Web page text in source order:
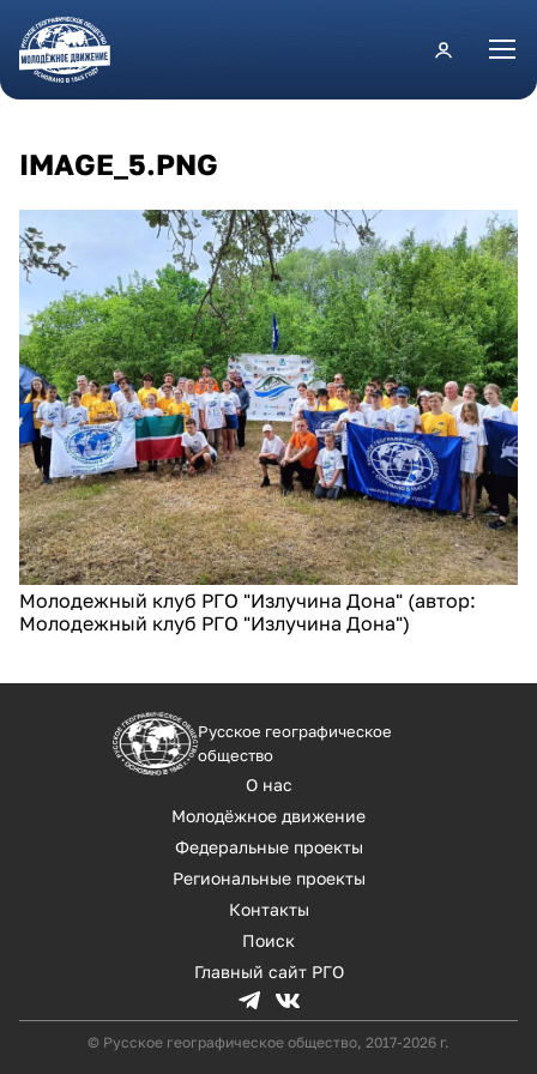
Перейти к основному содержанию
IMAGE_5.PNG
Молодежный клуб РГО "Излучина Дона" (автор:
Молодежный клуб РГО "Излучина Дона")
Русское географическое
общество
О нас
Молодёжное движение
Федеральные проекты
Региональные проекты
Контакты
Поиск
Главный сайт РГО
© Русское географическое общество, 2017-2026 г.